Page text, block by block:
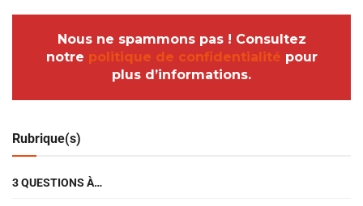
Nous ne spammons pas ! Consultez
notre politique de confidentialité pour
plus d’informations.
Rubrique(s)
3 QUESTIONS À…